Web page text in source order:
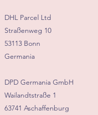
DHL Parcel Ltd
Straßenweg 10
53113 Bonn
Germania
DPD Germania GmbH
Wailandtstraße 1
63741 Aschaffenburg